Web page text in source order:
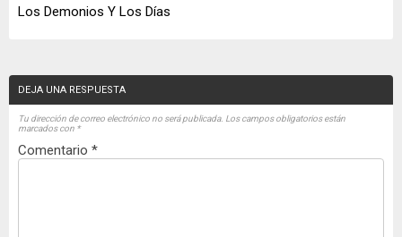
Los Demonios Y Los Días
DEJA UNA RESPUESTA
Tu dirección de correo electrónico no será publicada. Los campos obligatorios están
marcados con *
Comentario *